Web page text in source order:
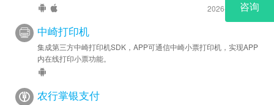
2026-5-27 更新
中崎打印机
集成第三方中崎打印机SDK，APP可通信中崎小票打印机，实现APP
内在线打印小票功能。
农行掌银支付